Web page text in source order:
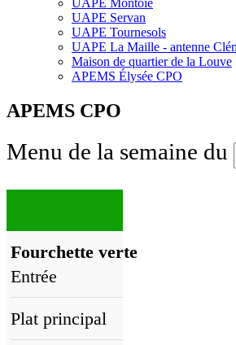
UAPE Servan
UAPE Tournesols
UAPE La Maille - antenne
Maison de quartier de la Louve
APEMS Élysée CPO
APEMS CPO
Menu de la semaine du
Fourchette verte
Entrée
Plat principal